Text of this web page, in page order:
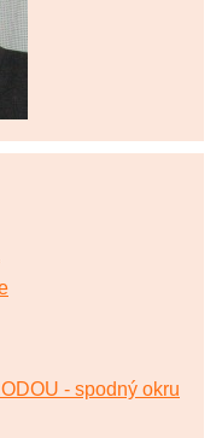
- spodný okru